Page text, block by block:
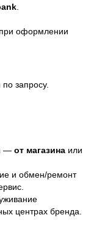
оформлении
запросу.
— от магазина или
и обмен/ремонт
центрах бренда.